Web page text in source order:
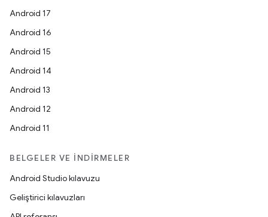
Android 17
Android 16
Android 15
Android 14
Android 13
Android 12
Android 11
BELGELER VE İNDIRMELER
Android Studio kılavuzu
Geliştirici kılavuzları